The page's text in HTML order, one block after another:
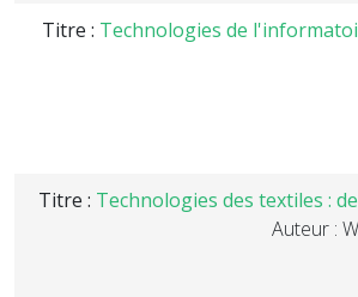
Titre : Technologies de
Titre : Technologies des textiles :
Auteur :